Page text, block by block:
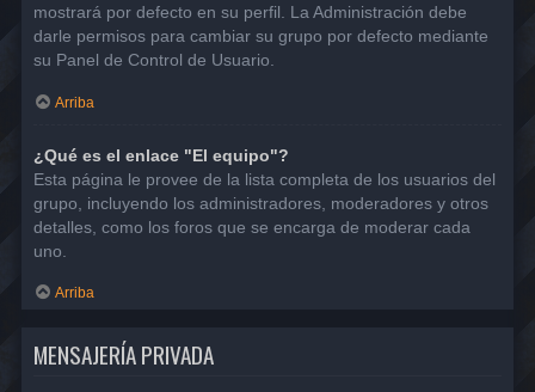
mostrará por defecto en su perfil. La Administración debe
darle permisos para cambiar su grupo por defecto mediante
su Panel de Control de Usuario.
Arriba
¿Qué es el enlace "El equipo"?
Esta página le provee de la lista completa de los usuarios del
grupo, incluyendo los administradores, moderadores y otros
detalles, como los foros que se encarga de moderar cada
uno.
Arriba
MENSAJERÍA PRIVADA